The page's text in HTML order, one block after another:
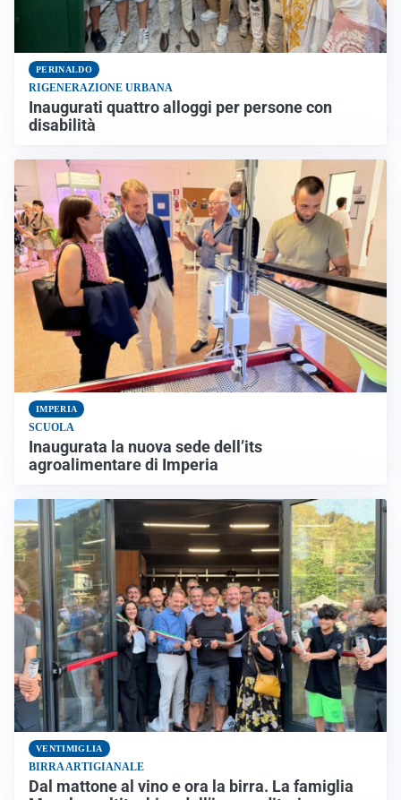
PERINALDO
RIGENERAZIONE URBANA
Inaugurati quattro alloggi per persone con
disabilità
IMPERIA
SCUOLA
Inaugurata la nuova sede dell’its
agroalimentare di Imperia
VENTIMIGLIA
BIRRA ARTIGIANALE
Dal mattone al vino e ora la birra. La famiglia